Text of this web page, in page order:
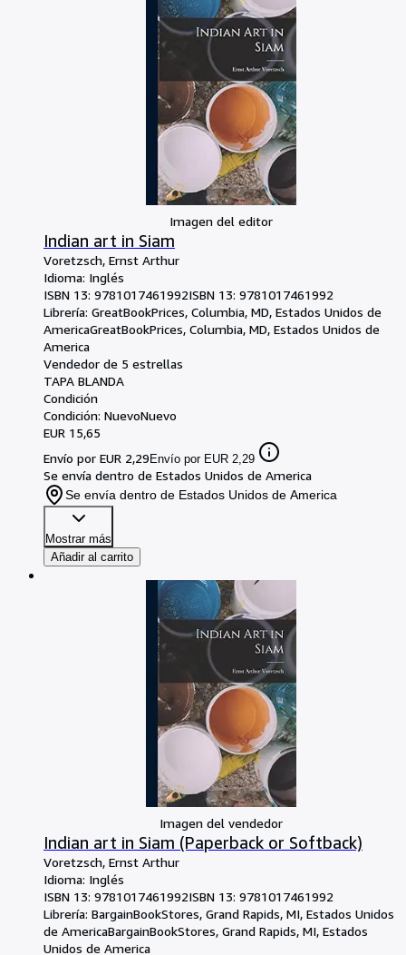
Imagen del editor
Indian art in Siam
Voretzsch, Ernst Arthur
Idioma: Inglés
ISBN 13: 9781017461992ISBN 13: 9781017461992
Librería: GreatBookPrices, Columbia, MD, Estados Unidos de
AmericaGreatBookPrices, Columbia, MD, Estados Unidos de
America
Vendedor de 5 estrellas
TAPA BLANDA
Condición
Condición: NuevoNuevo
EUR 15,65
Envío por EUR 2,29Envío por EUR 2,29
Se envía dentro de Estados Unidos de America
Se envía dentro de Estados Unidos de America
Mostrar más
Añadir al carrito
Imagen del vendedor
Indian art in Siam (Paperback or Softback)
Voretzsch, Ernst Arthur
Idioma: Inglés
ISBN 13: 9781017461992ISBN 13: 9781017461992
Librería: BargainBookStores, Grand Rapids, MI, Estados Unidos
de AmericaBargainBookStores, Grand Rapids, MI, Estados
Unidos de America